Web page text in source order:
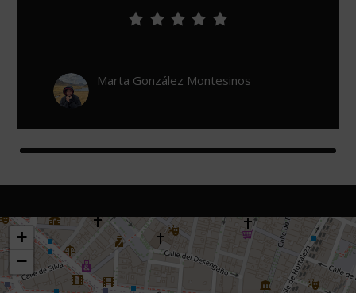
Marta González Montesinos
+
−